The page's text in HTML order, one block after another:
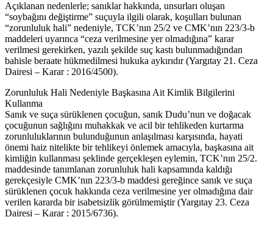
Açıklanan nedenlerle; sanıklar hakkında, unsurları oluşan
“soybağını değiştirme” suçuyla ilgili olarak, koşulları bulunan
“zorunluluk hali” nedeniyle, TCK’nın 25/2 ve CMK’nın 223/3-b
maddeleri uyarınca “ceza verilmesine yer olmadığına” karar
verilmesi gerekirken, yazılı şekilde suç kastı bulunmadığından
bahisle beraate hükmedilmesi hukuka aykırıdır (Yargıtay 21. Ceza
Dairesi – Karar : 2016/4500).
Zorunluluk Hali Nedeniyle Başkasına Ait Kimlik Bilgilerini
Kullanma
Sanık ve suça sürüklenen çocuğun, sanık Dudu’nun ve doğacak
çocuğunun sağlığını muhakkak ve acil bir tehlikeden kurtarma
zorunluluklarının bulunduğunun anlaşılması karşısında, hayati
önemi haiz nitelikte bir tehlikeyi önlemek amacıyla, başkasına ait
kimliğin kullanması şeklinde gerçekleşen eylemin, TCK’nın 25/2.
maddesinde tanımlanan zorunluluk hali kapsamında kaldığı
gerekçesiyle CMK’nın 223/3-b maddesi gereğince sanık ve suça
sürüklenen çocuk hakkında ceza verilmesine yer olmadığına dair
verilen kararda bir isabetsizlik görülmemiştir (Yargıtay 23. Ceza
Dairesi – Karar : 2015/6736).